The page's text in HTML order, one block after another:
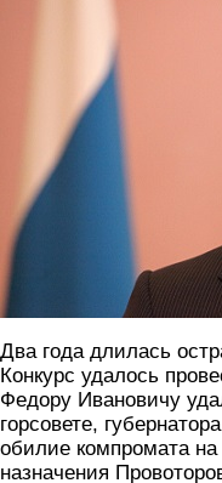
Два года длилась
Конкурс удалось
Федору Ивановичу
горсовете,
обилие компромата
назначения